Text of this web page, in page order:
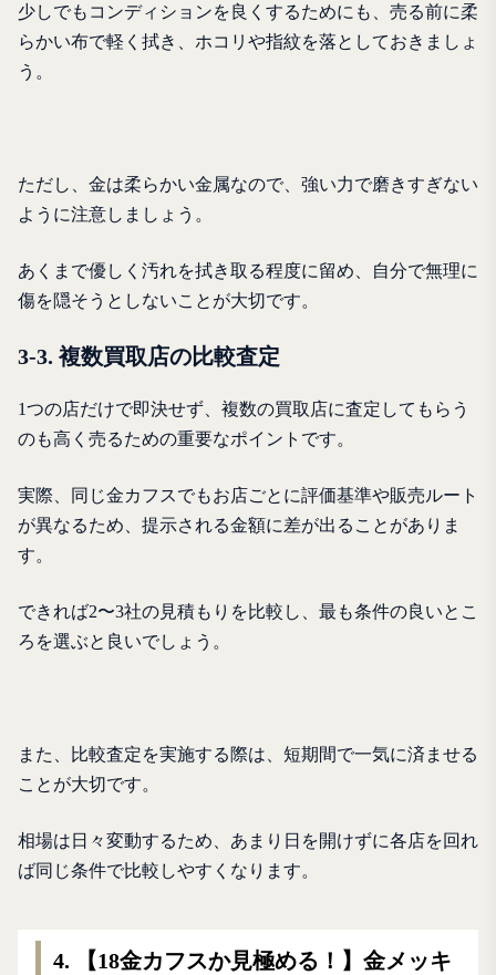
少しでもコンディションを良くするためにも、売る前に柔
らかい布で軽く拭き、ホコリや指紋を落としておきましょ
う。
ただし、金は柔らかい金属なので、強い力で磨きすぎない
ように注意しましょう。
あくまで優しく汚れを拭き取る程度に留め、自分で無理に
傷を隠そうとしないことが大切です。
3-3. 複数買取店の比較査定
1つの店だけで即決せず、複数の買取店に査定してもらう
のも高く売るための重要なポイントです。
実際、同じ金カフスでもお店ごとに評価基準や販売ルート
が異なるため、提示される金額に差が出ることがありま
す。
できれば2〜3社の見積もりを比較し、最も条件の良いとこ
ろを選ぶと良いでしょう。
また、比較査定を実施する際は、短期間で一気に済ませる
ことが大切です。
相場は日々変動するため、あまり日を開けずに各店を回れ
ば同じ条件で比較しやすくなります。
4. 【18金カフスか見極める！】金メッキ